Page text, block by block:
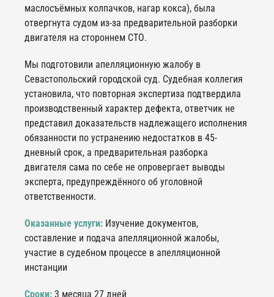
маслосъёмных колпачков, нагар кокса), была
отвергнута судом из-за предварительной разборки
двигателя на стороннем СТО.
Мы подготовили апелляционную жалобу в
Севастопольский городской суд. Судебная коллегия
установила, что повторная экспертиза подтвердила
производственный характер дефекта, ответчик не
представил доказательств надлежащего исполнения
обязанности по устранению недостатков в 45-
дневный срок, а предварительная разборка
двигателя сама по себе не опровергает выводы
эксперта, предупреждённого об уголовной
ответственности.
Оказанные услуги:Изучение документов,
составление и подача апелляционной жалобы,
участие в судебном процессе в апелляционной
инстанции
Сроки:3 месяца 27 дней